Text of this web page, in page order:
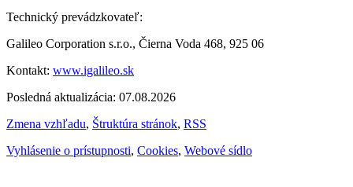
Technický prevádzkovateľ:
Galileo Corporation s.r.o., Čierna Voda 468, 925 06
Kontakt: www.igalileo.sk
Posledná aktualizácia: 07.08.2026
Zmena vzhľadu, Štruktúra stránok, RSS
Vyhlásenie o prístupnosti, Cookies, Webové sídlo